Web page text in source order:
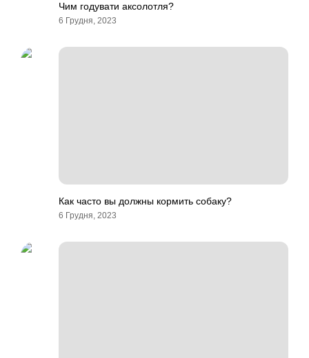
Чим годувати аксолотля?
6 Грудня, 2023
Как часто вы должны кормить собаку?
6 Грудня, 2023